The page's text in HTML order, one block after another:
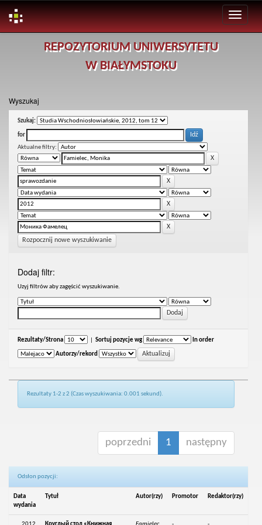
REPOZYTORIUM UNIWERSYTETU
W BIAŁYMSTOKU
Wyszukaj
Szukaj:
for
Aktualne filtry:
Rozpocznij nowe wyszukiwanie
Dodaj filtr:
Uzyj filtrów aby zagęścić wyszukiwanie.
Rezultaty/Strona Sortuj pozycje wg In order
Autorzy/rekord
Rezultaty 1-2 z 2 (Czas wyszukiwania: 0.001 sekund).
poprzedni 1 następny
Odsłon pozycji:
Data
wydania
Tytuł Autor(rzy) Promotor Redaktor(rzy)